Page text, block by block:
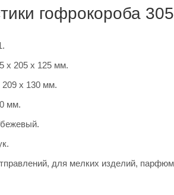
гофрокороба
х 205 х 125 мм.
х 130 мм.
мм.
для мелких изделий,